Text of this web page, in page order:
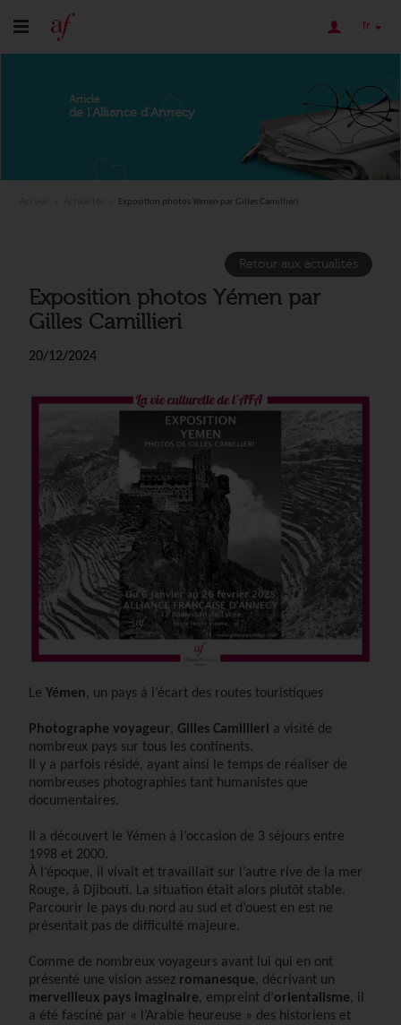
fr
Article
de l'Alliance d'Annecy
Exposition photos Yémen par Gilles Camillieri
Retour aux actualités
Exposition photos Yémen par
Gilles Camillieri
20/12/2024
Le Yémen, un pays à l’écart des routes touristiques
Photographe voyageur, Gilles Camillieri
a visité de
nombreux pays sur tous les continents.
Il y a parfois résidé, ayant ainsi le temps de réaliser de
nombreuses photographies tant humanistes que
documentaires.
Il a découvert le Yémen à l’occasion de 3 séjours entre
1998 et 2000.
À l’époque, il vivait et travaillait sur l’autre rive de la mer
Rouge, à Djibouti. La situation était alors plutôt stable.
Parcourir le pays du nord au sud et d’ouest en est ne
présentait pas de difficulté majeure.
Comme de nombreux voyageurs avant lui qui en ont
présenté une vision assez romanesque, décrivant un
merveilleux pays imaginaire, empreint d’orientalisme, il
a été fasciné par « l’Arabie heureuse » des historiens et